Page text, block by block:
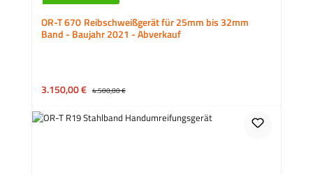
OR-T 670 Reibschweißgerät für 25mm bis 32mm
Band - Baujahr 2021 - Abverkauf
Verkaufspreis:
3.150,00 € Regulärer Preis:
4.500,00 €